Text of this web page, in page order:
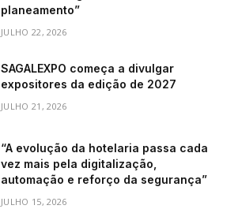
planeamento”
JULHO 22, 2026
SAGALEXPO começa a divulgar
expositores da edição de 2027
JULHO 21, 2026
“A evolução da hotelaria passa cada
vez mais pela digitalização,
automação e reforço da segurança”
JULHO 15, 2026